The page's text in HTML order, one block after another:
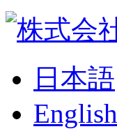
日本語
English